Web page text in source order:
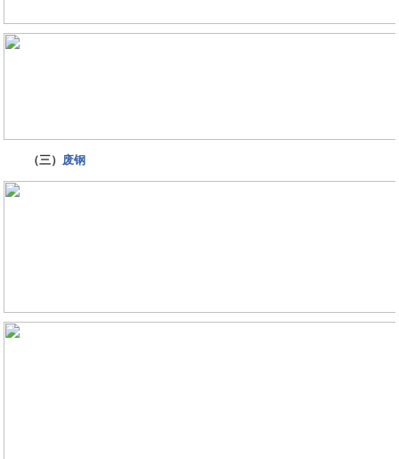
（三） 废钢